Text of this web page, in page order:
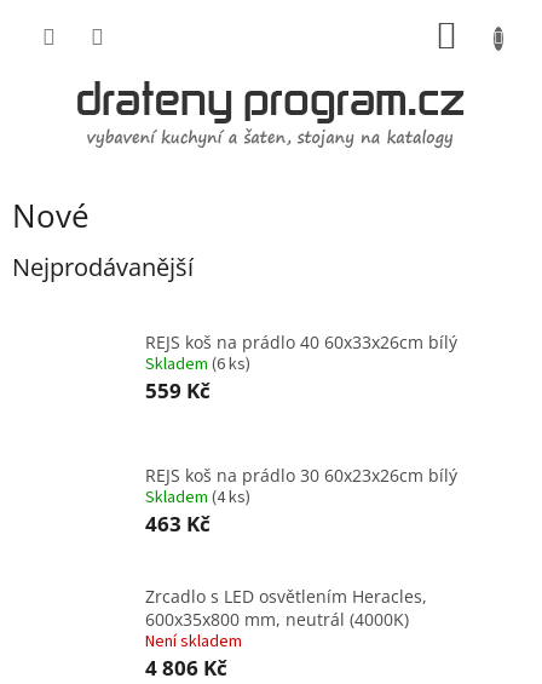
Nové
Nejprodávanější
REJS koš na prádlo 40 60x33x26cm bílý
Skladem (6 ks)
559 Kč
REJS koš na prádlo 30 60x23x26cm bílý
Skladem (4 ks)
463 Kč
Zrcadlo s LED osvětlením Heracles,
600x35x800 mm, neutrál (4000K)
Není skladem
4 806 Kč